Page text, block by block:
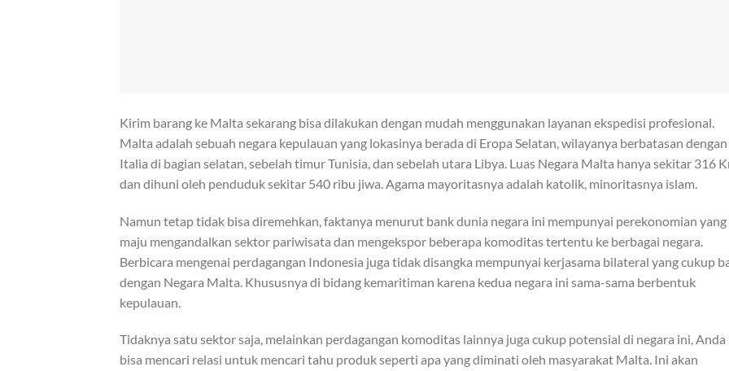
Kirim barang ke Malta sekarang bisa dilakukan dengan mudah menggunakan layanan ekspedisi profesional.
Malta adalah sebuah negara kepulauan yang lokasinya berada di Eropa Selatan, wilayanya berbatasan dengan
Italia di bagian selatan, sebelah timur Tunisia, dan sebelah utara Libya. Luas Negara Malta hanya sekitar 316
dan dihuni oleh penduduk sekitar 540 ribu jiwa. Agama mayoritasnya adalah katolik, minoritasnya islam.
Namun tetap tidak bisa diremehkan, faktanya menurut bank dunia negara ini mempunyai perekonomian yang
maju mengandalkan sektor pariwisata dan mengekspor beberapa komoditas tertentu ke berbagai negara.
Berbicara mengenai perdagangan Indonesia juga tidak disangka mempunyai kerjasama bilateral yang cukup
dengan Negara Malta. Khususnya di bidang kemaritiman karena kedua negara ini sama-sama berbentuk
kepulauan.
Tidaknya satu sektor saja, melainkan perdagangan komoditas lainnya juga cukup potensial di negara ini, Anda
bisa mencari relasi untuk mencari tahu produk seperti apa yang diminati oleh masyarakat Malta. Ini akan